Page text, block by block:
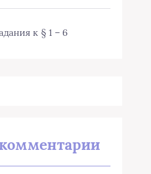
к § 1 – 6